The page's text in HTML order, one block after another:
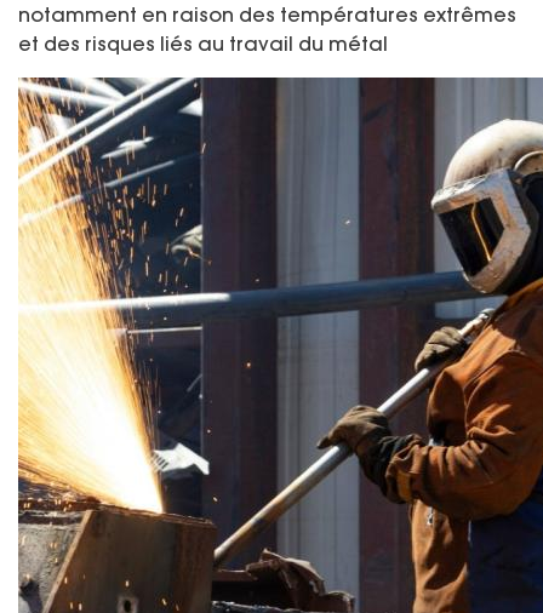
notamment en raison des températures extrêmes
et des risques liés au travail du métal